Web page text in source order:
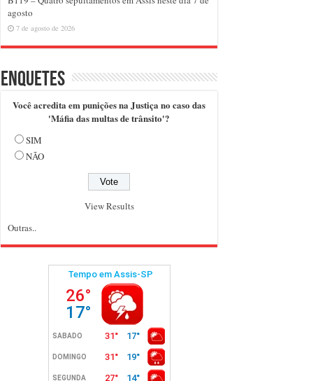
agosto
7 de agosto de 2026
Enquetes
Você acredita em punições na Justiça no caso das
'Máfia das multas de trânsito'?
SIM
NÃO
View Results
Outras..